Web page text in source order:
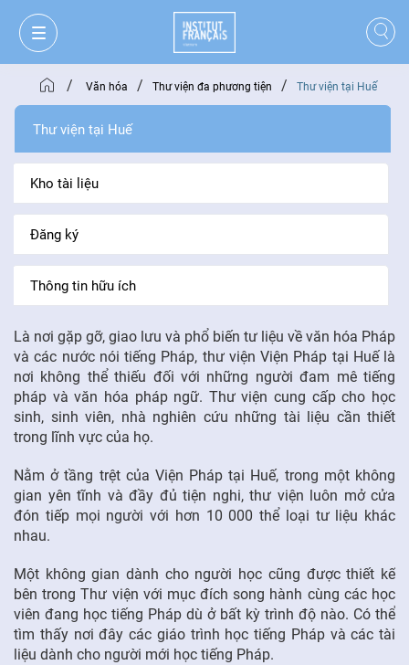
GIỎ HÀNG ĐĂNG NHẬP
VI
VI
/ Văn hóa / Thư viện đa phương tiện / Thư viện tại Huế
Thư viện tại Huế
Kho tài liệu
Đăng ký
Thông tin hữu ích
Là nơi gặp gỡ, giao lưu và phổ biến tư liệu về văn hóa Pháp
và các nước nói tiếng Pháp, thư viện Viện Pháp tại Huế là
nơi không thể thiếu đối với những người đam mê tiếng
pháp và văn hóa pháp ngữ. Thư viện cung cấp cho học
sinh, sinh viên, nhà nghiên cứu những tài liệu cần thiết
trong lĩnh vực của họ.
Nằm ở tầng trệt của Viện Pháp tại Huế, trong một không
gian yên tĩnh và đầy đủ tiện nghi, thư viện luôn mở cửa
đón tiếp mọi người với hơn 10 000 thể loại tư liệu khác
nhau.
Một không gian dành cho người học cũng được thiết kế
bên trong Thư viện với mục đích song hành cùng các học
viên đang học tiếng Pháp dù ở bất kỳ trình độ nào. Có thể
tìm thấy nơi đây các giáo trình học tiếng Pháp và các tài
liệu dành cho người mới học tiếng Pháp.